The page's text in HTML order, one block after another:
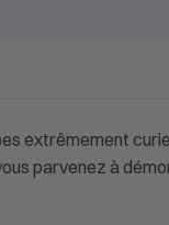
extrêmement
parvenez à